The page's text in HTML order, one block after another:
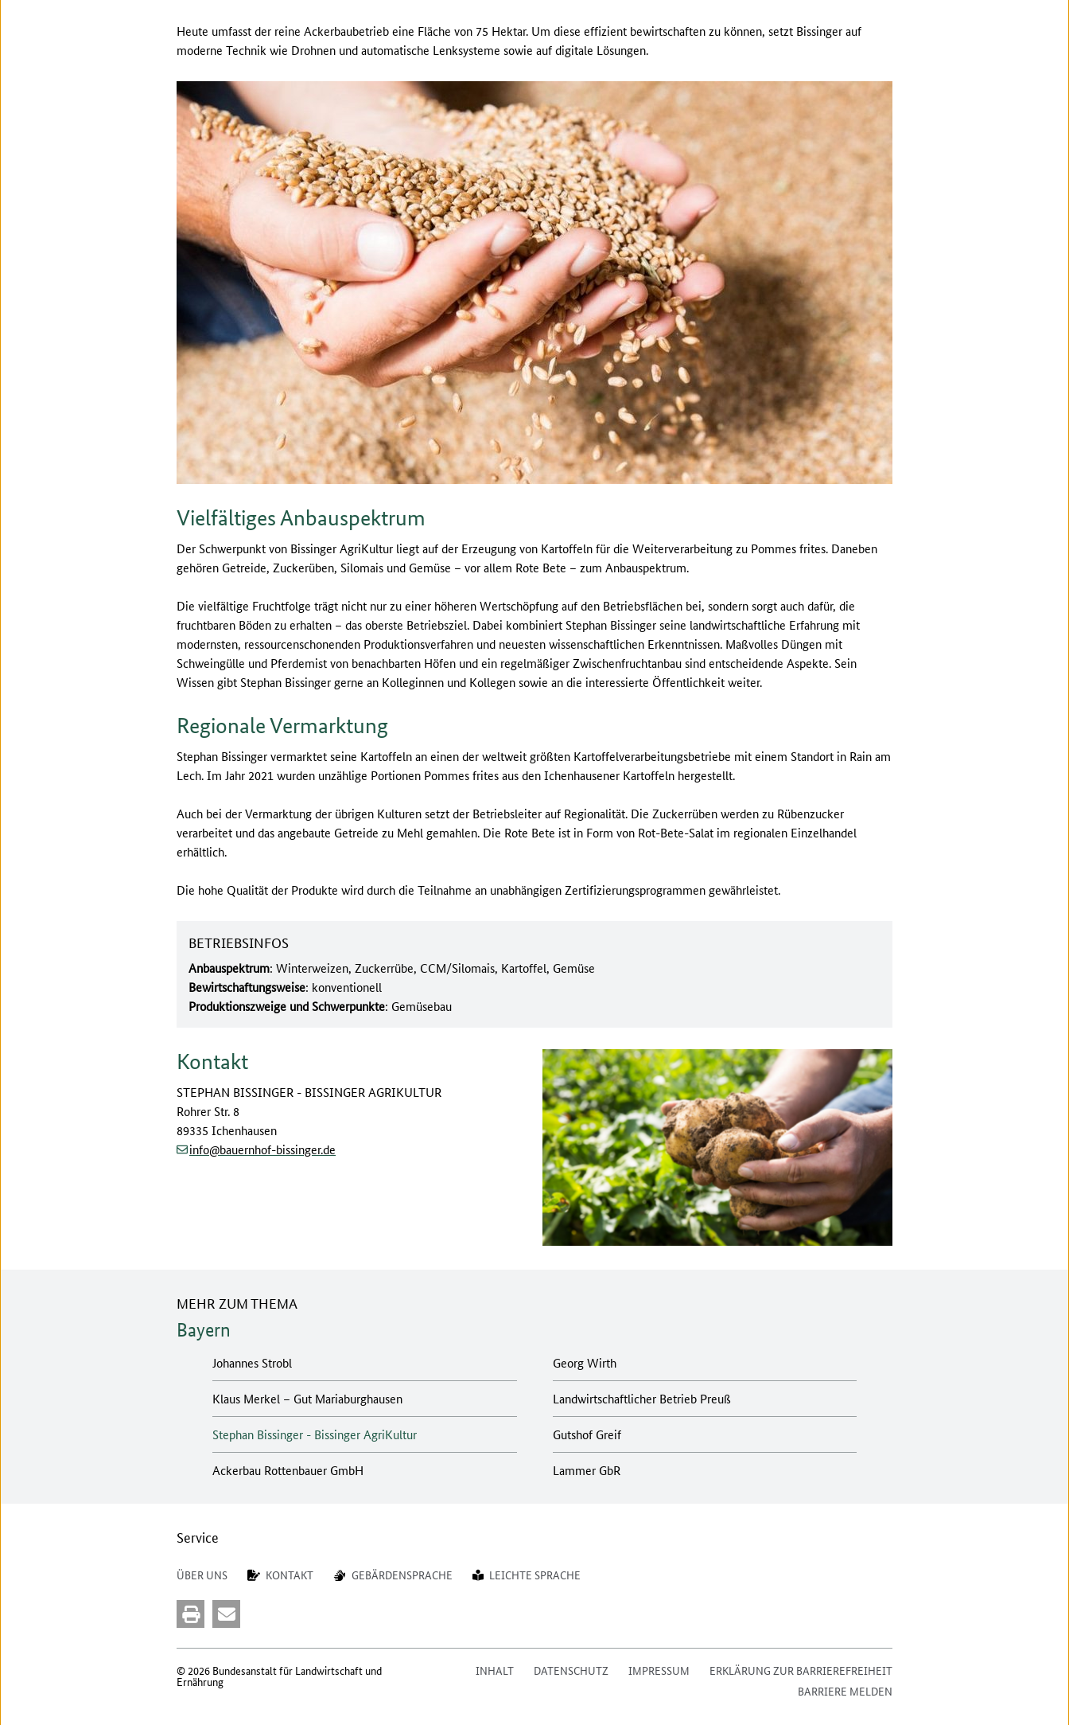
Heute umfasst der reine Ackerbaubetrieb eine Fläche von 75 Hektar. Um diese effizient bewirtschaften zu können, setzt Bissinger auf
moderne Technik wie Drohnen und automatische Lenksysteme sowie auf digitale Lösungen.
Vielfältiges Anbauspektrum
Der Schwerpunkt von Bissinger AgriKultur liegt auf der Erzeugung von Kartoffeln für die Weiterverarbeitung zu Pommes frites. Daneben
gehören Getreide, Zuckerüben, Silomais und Gemüse – vor allem Rote Bete – zum Anbauspektrum.
Die vielfältige Fruchtfolge trägt nicht nur zu einer höheren Wertschöpfung auf den Betriebsflächen bei, sondern sorgt auch dafür, die
fruchtbaren Böden zu erhalten – das oberste Betriebsziel. Dabei kombiniert Stephan Bissinger seine landwirtschaftliche Erfahrung mit
modernsten, ressourcenschonenden Produktionsverfahren und neuesten wissenschaftlichen Erkenntnissen. Maßvolles Düngen mit
Schweingülle und Pferdemist von benachbarten Höfen und ein regelmäßiger Zwischenfruchtanbau sind entscheidende Aspekte. Sein
Wissen gibt Stephan Bissinger gerne an Kolleginnen und Kollegen sowie an die interessierte Öffentlichkeit weiter.
Regionale Vermarktung
Stephan Bissinger vermarktet seine Kartoffeln an einen der weltweit größten Kartoffelverarbeitungsbetriebe mit einem Standort in Rain am
Lech. Im Jahr 2021 wurden unzählige Portionen Pommes frites aus den Ichenhausener Kartoffeln hergestellt.
Auch bei der Vermarktung der übrigen Kulturen setzt der Betriebsleiter auf Regionalität. Die Zuckerrüben werden zu Rübenzucker
verarbeitet und das angebaute Getreide zu Mehl gemahlen. Die Rote Bete ist in Form von Rot-Bete-Salat im regionalen Einzelhandel
erhältlich.
Die hohe Qualität der Produkte wird durch die Teilnahme an unabhängigen Zertifizierungsprogrammen gewährleistet.
BETRIEBSINFOS
Anbauspektrum: Winterweizen, Zuckerrübe, CCM/Silomais, Kartoffel, Gemüse
Bewirtschaftungsweise: konventionell
Produktionszweige und Schwerpunkte: Gemüsebau
Kontakt
STEPHAN BISSINGER - BISSINGER AGRIKULTUR
Rohrer Str. 8
89335 Ichenhausen
info (at)
bauernhof-bissinger(dot)
de
MEHR ZUM THEMA
Bayern
Johannes Strobl
Klaus Merkel – Gut Mariaburghausen
Stephan Bissinger - Bissinger AgriKultur
Ackerbau Rottenbauer GmbH
Georg Wirth
Landwirtschaftlicher Betrieb Preuß
Gutshof Greif
Lammer GbR
Service
ÜBER UNS KONTAKT GEBÄRDENSPRACHE LEICHTE SPRACHE
INHALT DATENSCHUTZ IMPRESSUM
ERKLÄRUNG ZUR BARRIEREFREIHEIT
BARRIERE MELDEN
© 2026 Bundesanstalt für Landwirtschaft und
Ernährung